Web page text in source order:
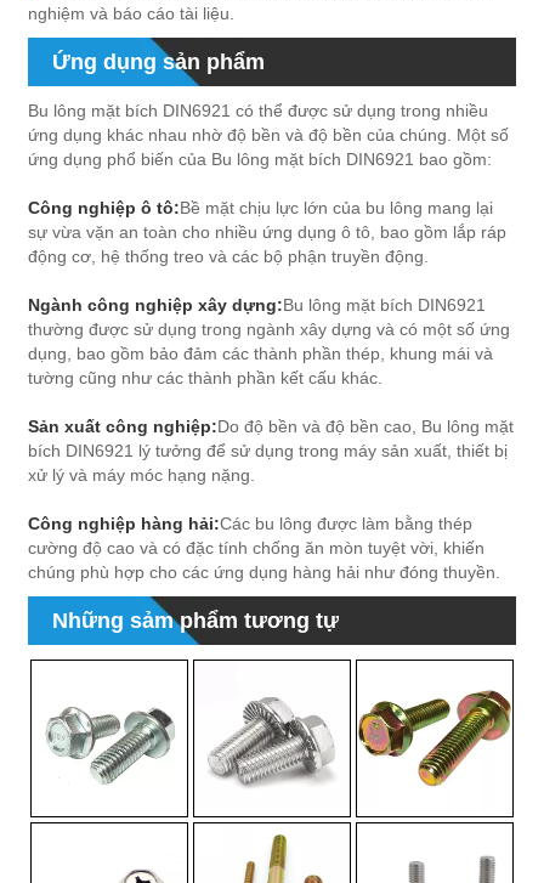
nghiệm và báo cáo tài liệu.
Ứng dụng sản phẩm
Bu lông mặt bích DIN6921 có thể được sử dụng trong nhiều
ứng dụng khác nhau nhờ độ bền và độ bền của chúng. Một số
ứng dụng phổ biến của Bu lông mặt bích DIN6921 bao gồm:
Công nghiệp ô tô:Bề mặt chịu lực lớn của bu lông mang lại
sự vừa vặn an toàn cho nhiều ứng dụng ô tô, bao gồm lắp ráp
động cơ, hệ thống treo và các bộ phận truyền động.
Ngành công nghiệp xây dựng:Bu lông mặt bích DIN6921
thường được sử dụng trong ngành xây dựng và có một số ứng
dụng, bao gồm bảo đảm các thành phần thép, khung mái và
tường cũng như các thành phần kết cấu khác.
Sản xuất công nghiệp:Do độ bền và độ bền cao, Bu lông mặt
bích DIN6921 lý tưởng để sử dụng trong máy sản xuất, thiết bị
xử lý và máy móc hạng nặng.
Công nghiệp hàng hải:Các bu lông được làm bằng thép
cường độ cao và có đặc tính chống ăn mòn tuyệt vời, khiến
chúng phù hợp cho các ứng dụng hàng hải như đóng thuyền.
Những sảm phẩm tương tự